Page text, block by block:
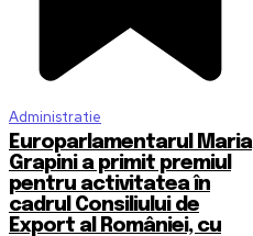
Administratie
Europarlamentarul Maria
Grapini a primit premiul
pentru activitatea în
cadrul Consiliului de
Export al României, cu